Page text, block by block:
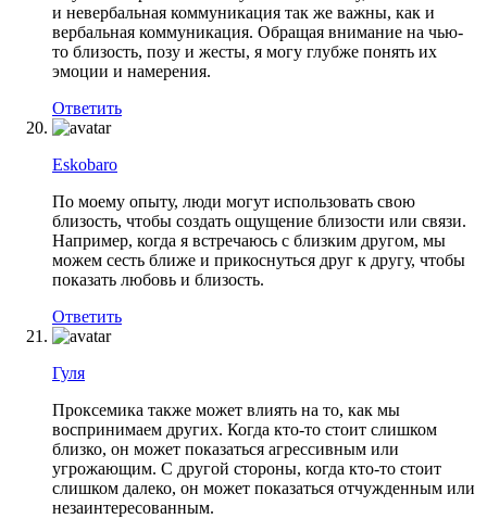
и невербальная коммуникация так же важны, как и
вербальная коммуникация. Обращая внимание на чью-
то близость, позу и жесты, я могу глубже понять их
эмоции и намерения.
Ответить
Eskobaro
По моему опыту, люди могут использовать свою
близость, чтобы создать ощущение близости или связи.
Например, когда я встречаюсь с близким другом, мы
можем сесть ближе и прикоснуться друг к другу, чтобы
показать любовь и близость.
Ответить
Гуля
Проксемика также может влиять на то, как мы
воспринимаем других. Когда кто-то стоит слишком
близко, он может показаться агрессивным или
угрожающим. С другой стороны, когда кто-то стоит
слишком далеко, он может показаться отчужденным или
незаинтересованным.